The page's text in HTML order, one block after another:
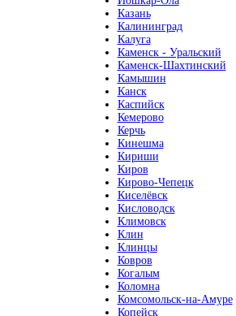
Казань
Калининград
Калуга
Каменск - Уральский
Каменск-Шахтинский
Камышин
Канск
Каспийск
Кемерово
Керчь
Кинешма
Кириши
Киров
Кирово-Чепецк
Киселёвск
Кисловодск
Климовск
Клин
Клинцы
Ковров
Когалым
Коломна
Комсомольск-на-Амуре
Копейск